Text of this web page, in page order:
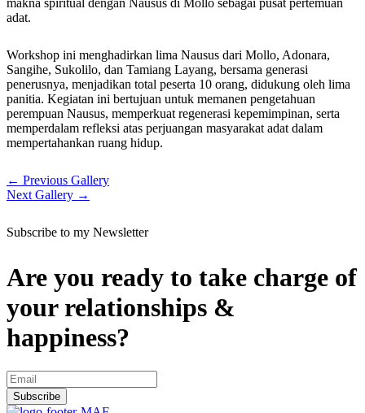
makna spiritual dengan Nausus di Mollo sebagai pusat pertemuan
adat.
Workshop ini menghadirkan lima Nausus dari Mollo, Adonara,
Sangihe, Sukolilo, dan Tamiang Layang, bersama generasi
penerusnya, menjadikan total peserta 10 orang, didukung oleh lima
panitia. Kegiatan ini bertujuan untuk memanen pengetahuan
perempuan Nausus, memperkuat regenerasi kepemimpinan, serta
memperdalam refleksi atas perjuangan masyarakat adat dalam
mempertahankan ruang hidup.
← Previous Gallery
Next Gallery →
Subscribe to my Newsletter
Are you ready to take charge of
your relationships &
happiness?
Subscribe